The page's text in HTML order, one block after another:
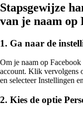
Stapsgewijze
van je naam op
1. Ga naar de
Om je naam op
account. Klik vervolgens
en selecteer Instellingen
2. Kies de optie